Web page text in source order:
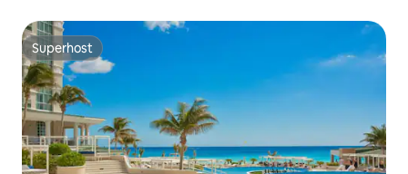
Superhost
Superhost